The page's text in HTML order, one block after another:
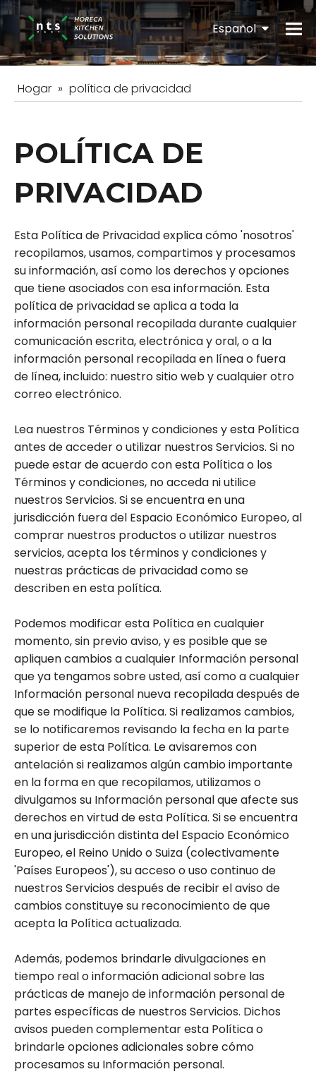
Español
English
Hogar » política de privacidad
POLÍTICA DE
PRIVACIDAD
Esta Política de Privacidad explica cómo 'nosotros'
recopilamos, usamos, compartimos y procesamos
su información, así como los derechos y opciones
que tiene asociados con esa información. Esta
política de privacidad se aplica a toda la
información personal recopilada durante cualquier
comunicación escrita, electrónica y oral, o a la
información personal recopilada en línea o fuera
de línea, incluido: nuestro sitio web y cualquier otro
correo electrónico.
Lea nuestros Términos y condiciones y esta Política
antes de acceder o utilizar nuestros Servicios. Si no
puede estar de acuerdo con esta Política o los
Términos y condiciones, no acceda ni utilice
nuestros Servicios. Si se encuentra en una
jurisdicción fuera del Espacio Económico Europeo, al
comprar nuestros productos o utilizar nuestros
servicios, acepta los términos y condiciones y
nuestras prácticas de privacidad como se
describen en esta política.
Podemos modificar esta Política en cualquier
momento, sin previo aviso, y es posible que se
apliquen cambios a cualquier Información personal
que ya tengamos sobre usted, así como a cualquier
Información personal nueva recopilada después de
que se modifique la Política. Si realizamos cambios,
se lo notificaremos revisando la fecha en la parte
superior de esta Política. Le avisaremos con
antelación si realizamos algún cambio importante
en la forma en que recopilamos, utilizamos o
divulgamos su Información personal que afecte sus
derechos en virtud de esta Política. Si se encuentra
en una jurisdicción distinta del Espacio Económico
Europeo, el Reino Unido o Suiza (colectivamente
'Países Europeos'), su acceso o uso continuo de
nuestros Servicios después de recibir el aviso de
cambios constituye su reconocimiento de que
acepta la Política actualizada.
Además, podemos brindarle divulgaciones en
tiempo real o información adicional sobre las
prácticas de manejo de información personal de
partes específicas de nuestros Servicios. Dichos
avisos pueden complementar esta Política o
brindarle opciones adicionales sobre cómo
procesamos su Información personal.